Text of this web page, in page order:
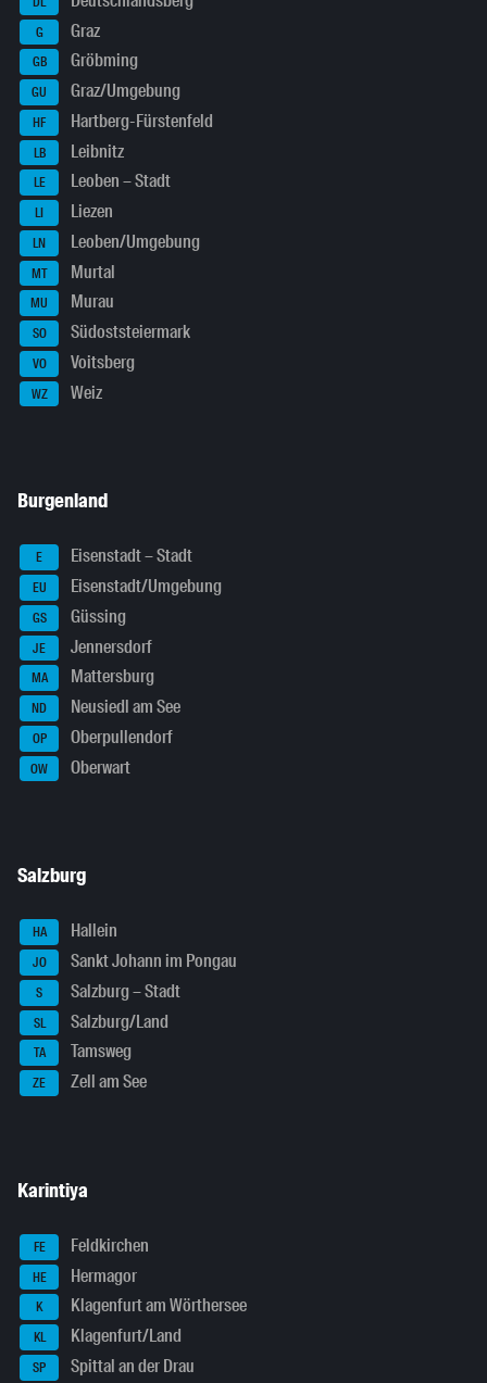
G Graz
GB Gröbming
GU Graz/Umgebung
HF Hartberg-Fürstenfeld
LB Leibnitz
LE Leoben – Stadt
LI Liezen
LN Leoben/Umgebung
MT Murtal
MU Murau
SO Südoststeiermark
VO Voitsberg
WZ Weiz
Burgenland
E Eisenstadt – Stadt
EU Eisenstadt/Umgebung
GS Güssing
JE Jennersdorf
MA Mattersburg
ND Neusiedl am See
OP Oberpullendorf
OW Oberwart
Salzburg
HA Hallein
JO Sankt Johann im Pongau
S Salzburg – Stadt
SL Salzburg/Land
TA Tamsweg
ZE Zell am See
Karintiya
FE Feldkirchen
HE Hermagor
K Klagenfurt am Wörthersee
KL Klagenfurt/Land
SP Spittal an der Drau